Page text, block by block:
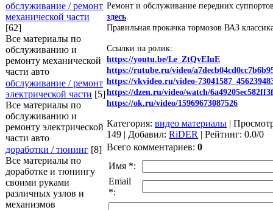
обслуживание / ремонт
механической части
[62]
Все материалы по
обслуживанию и
ремонту механической
части авто
обслуживание / ремонт
электрической части [5]
Все материалы по
обслуживанию и
ремонту электрической
части авто
доработки / тюнинг [8]
Все материалы по
доработке и тюнингу
своими руками
различных узлов и
механизмов
Ремонт и обслуживание передних
здесь.
Правильная прокачка тормозов ВАЗ
Ссылки на ролик:
https://youtu.be/Le_ZtQvEIuE
https://rutube.ru/video/
https://vkvideo.ru/video-
https://dzen.ru/video/watch/
https://ok.ru/video/15969673087526
Категория: видео материалы |
149 | Добавил: RiDER | Рейтинг: 0.0/0
Всего комментариев: 0
Имя *:
Email
*: